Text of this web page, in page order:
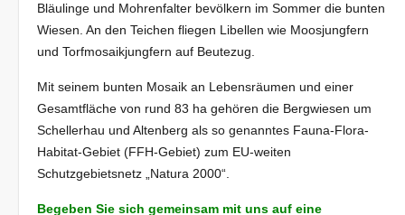
Bläulinge und Mohrenfalter bevölkern im Sommer die bunten
Wiesen. An den Teichen fliegen Libellen wie Moosjungfern
und Torfmosaikjungfern auf Beutezug.
Mit seinem bunten Mosaik an Lebensräumen und einer
Gesamtfläche von rund 83 ha gehören die Bergwiesen um
Schellerhau und Altenberg als so genanntes Fauna-Flora-
Habitat-Gebiet (FFH-Gebiet) zum EU-weiten
Schutzgebietsnetz „Natura 2000“.
Begeben Sie sich gemeinsam mit uns auf eine